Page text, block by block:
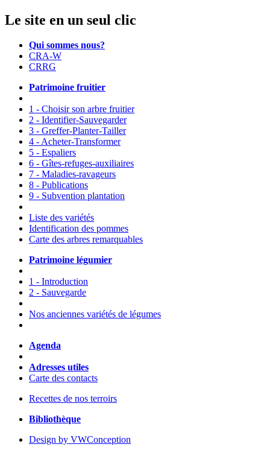
Le site en un seul clic
Qui sommes nous?
CRA-W
CRRG
Patrimoine fruitier
1 - Choisir son arbre fruitier
2 - Identifier-Sauvegarder
3 - Greffer-Planter-Tailler
4 - Acheter-Transformer
5 - Espaliers
6 - Gîtes-refuges-auxiliaires
7 - Maladies-ravageurs
8 - Publications
9 - Subvention plantation
Liste des variétés
Identification des pommes
Carte des arbres remarquables
Patrimoine légumier
1 - Introduction
2 - Sauvegarde
Nos anciennes variétés de légumes
Agenda
Adresses utiles
Carte des contacts
Recettes de nos terroirs
Bibliothèque
Design by VWConception